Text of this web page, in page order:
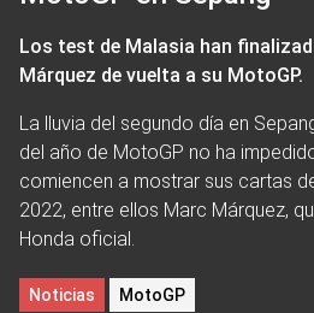
Los test de Malasia han
Márquez de vuelta a su MotoGP.
La lluvia del segundo día en
del año de MotoGP no ha
comiencen a mostrar sus cartas
2022, entre ellos Marc Márquez,
Honda oficial.
Noticias MotoGP